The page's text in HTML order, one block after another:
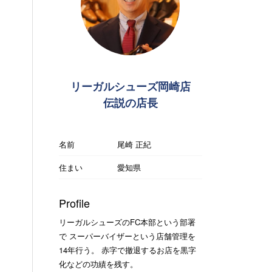
リーガルシューズ岡崎店
伝説の店長
名前
尾崎 正紀
住まい
愛知県
Profile
リーガルシューズのFC本部という部署
で スーパーバイザーという店舗管理を
14年行う。 赤字で撤退するお店を黒字
化などの功績を残す。